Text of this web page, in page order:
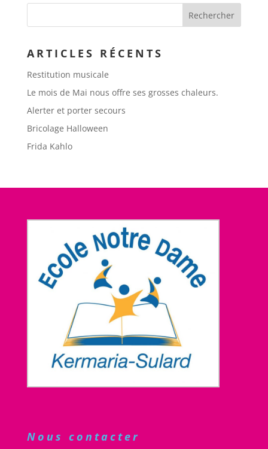
ARTICLES RÉCENTS
Restitution musicale
Le mois de Mai nous offre ses grosses chaleurs.
Alerter et porter secours
Bricolage Halloween
Frida Kahlo
Nous contacter